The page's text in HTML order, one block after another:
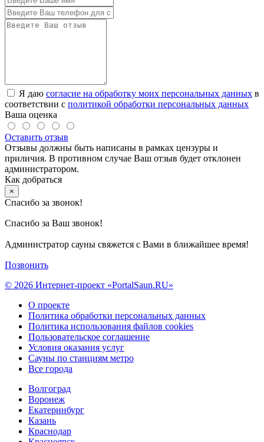
Я даю согласие на обработку моих персональных данных в
соответствии с политикой обработки персональных данных
Ваша оценка
Оставить отзыв
Отзывы должны быть написаны в рамках цензуры и
приличия. В противном случае Ваш отзыв будет отклонен
администратором.
Как добраться
×
Спасибо за звонок!
Спасибо за Ваш звонок!
Администратор сауны свяжется с Вами в ближайшее время!
Позвонить
© 2026 Интернет-проект «PortalSaun.RU»
О проекте
Политика обработки персональных данных
Политика использования файлов cookies
Пользовательское соглашение
Условия оказания услуг
Сауны по станциям метро
Все города
Волгоград
Воронеж
Екатеринбург
Казань
Краснодар